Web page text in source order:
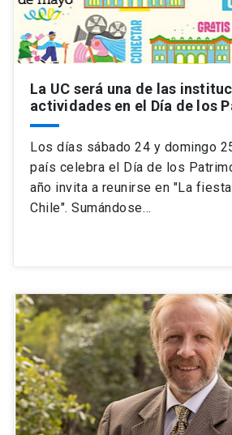
La UC será una de las
actividades en el Día de los
Los días sábado 24 y domingo
país celebra el Día de los
año invita a reunirse en "La
Chile". Sumándose…